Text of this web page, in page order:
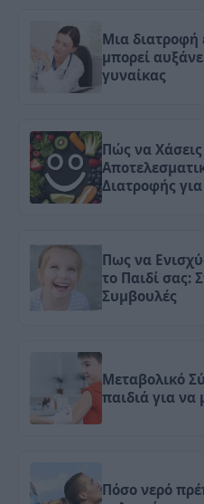
Μια διατροφή
μπορεί
γυναίκας
Πώς να Χάσεις
Διατροφής
Πως να
το Παιδί σας:
Συμβουλές
Μεταβολικό
παιδιά για να
Πόσο νερό